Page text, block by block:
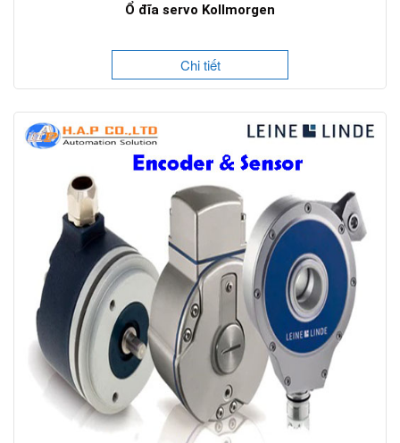
Ổ đĩa servo Kollmorgen
Chi tiết